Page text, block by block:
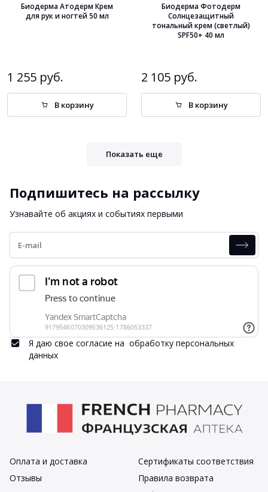
Биодерма Атодерм Крем
для рук и ногтей 50 мл
1 255 руб.
В корзину
Биодерма Фотодерм
Солнцезащитный
тональный крем (светлый)
SPF50+ 40 мл
2 105 руб.
В корзину
Показать еще
Подпишитесь на рассылку
Узнавайте об акциях и событиях первыми
Я даю свое согласие на обработку персональных
данных
Оплата и доставка
Отзывы
Сертификаты соответствия
Правила возврата